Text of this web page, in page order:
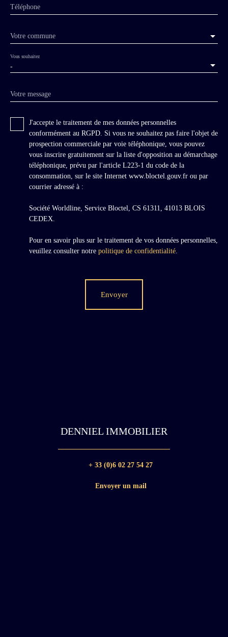
Téléphone
Votre commune
-
Vous souhaitez
Votre message
J'accepte le traitement de mes données personnelles
conformément au RGPD. Si vous ne souhaitez pas faire l'objet de
prospection commerciale par voie téléphonique, vous pouvez
vous inscrire gratuitement sur la liste d'opposition au démarchage
téléphonique, prévu par l'article L223-1 du code de la
consommation, sur le site Internet www.bloctel.gouv.fr ou par
courrier adressé à :
Société Worldline, Service Bloctel, CS 61311, 41013 BLOIS
CEDEX.
Pour en savoir plus sur le traitement de vos données personnelles,
veuillez consulter notre politique de confidentialité
Envoyer
DENNIEL IMMOBILIER
+ 33 (0)6 02 27 54 27
Envoyer un mail